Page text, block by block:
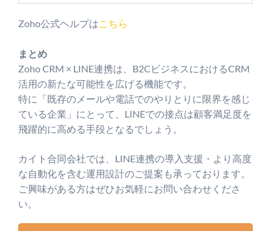
Zoho公式ヘルプはこちら
まとめ
Zoho CRM × LINE連携は、B2CビジネスにおけるCRM
活用の新たな可能性を広げる機能です。
特に「既存のメールや電話でのやりとりに限界を感じ
ている企業」にとって、LINEでの接点は顧客満足度を
飛躍的に高める手段となるでしょう。
カイト合同会社では、LINE連携の導入支援・より高度
な自動化を含む運用設計のご提案も承っております。
ご興味がある方はぜひお気軽にお問い合わせくださ
い。